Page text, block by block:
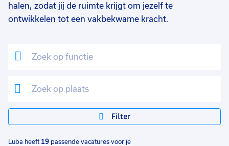
halen, zodat jij de ruimte krijgt om jezelf te
ontwikkelen tot een vakbekwame kracht.
Filter
33 - 36 uur 2
Luba heeft 19 passende vacatures voor je